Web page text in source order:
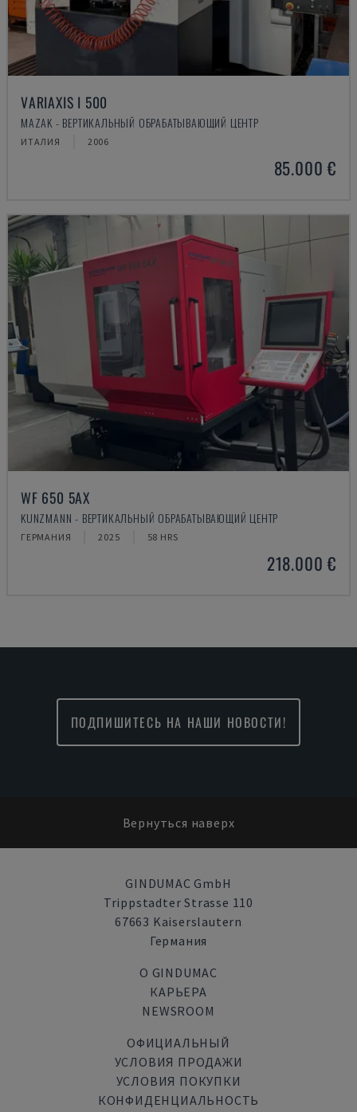
VARIAXIS I 500
MAZAK - ВЕРТИКАЛЬНЫЙ ОБРАБАТЫВАЮЩИЙ ЦЕНТР
ИТАЛИЯ 2006
85.000 €
WF 650 5AX
KUNZMANN - ВЕРТИКАЛЬНЫЙ ОБРАБАТЫВАЮЩИЙ ЦЕНТР
ГЕРМАНИЯ 2025 58 HRS
218.000 €
ПОДПИШИТЕСЬ НА НАШИ НОВОСТИ!
Вернуться наверх
GINDUMAC GmbH
Trippstadter Strasse 110
67663 Kaiserslautern
Германия
О GINDUMAC
КАРЬЕРА
NEWSROOM
ОФИЦИАЛЬНЫЙ
УСЛОВИЯ ПРОДАЖИ
УСЛОВИЯ ПОКУПКИ
КОНФИДЕНЦИАЛЬНОСТЬ